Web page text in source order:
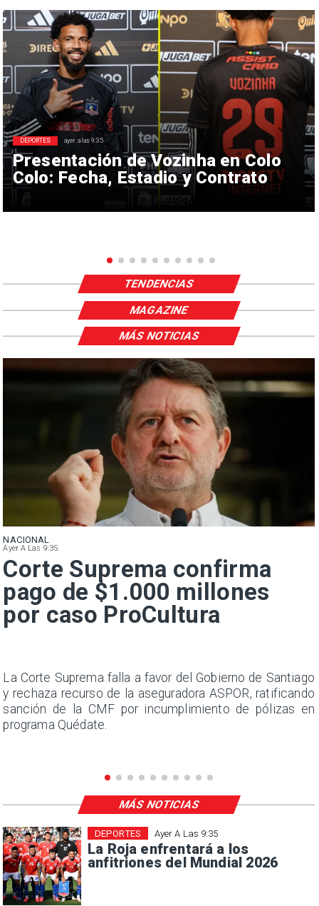
Presentación de Vozinha en Colo
Colo: Fecha, Estadio y Contrato
DEPORTES ayer a las 9:35
TENDENCIAS
MAGAZINE
NACIONAL
Ayer A Las 9:35
Corte Suprema confirma
pago de $1.000 millones
por caso ProCultura
La Corte Suprema falla a favor del Gobierno de Santiago
y rechaza recurso de la aseguradora ASPOR, ratificando
sanción de la CMF por incumplimiento de pólizas en
programa Quédate.
MÁS NOTICIAS
Ayer A Las 9:35
La Roja enfrentará a los
anfitriones del Mundial 2026
DEPORTES
MÁS NOTICIAS